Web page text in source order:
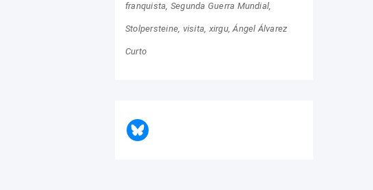
franquista Segunda Guerra Mundial
Stolpersteine visita xirgu Ángel Álvarez
Curto